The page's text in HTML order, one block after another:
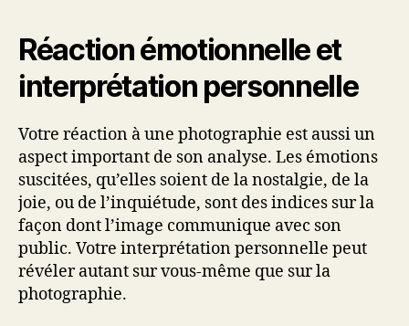
Réaction émotionnelle et
interprétation personnelle
Votre réaction à une photographie est aussi un
aspect important de son analyse. Les émotions
suscitées, qu’elles soient de la nostalgie, de la
joie, ou de l’inquiétude, sont des indices sur la
façon dont l’image communique avec son
public. Votre interprétation personnelle peut
révéler autant sur vous-même que sur la
photographie.